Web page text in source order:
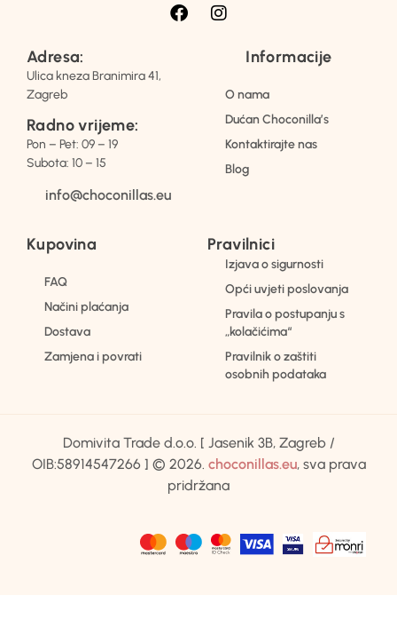
Adresa:
Ulica kneza Branimira 41,
Zagreb
Radno vrijeme:
Pon – Pet: 09 – 19
Subota: 10 – 15
info@choconillas.eu
Informacije
O nama
Dućan Choconilla’s
Kontaktirajte nas
Blog
Kupovina
FAQ
Načini plaćanja
Dostava
Zamjena i povrati
Pravilnici
Izjava o sigurnosti
Opći uvjeti poslovanja
Pravila o postupanju s
„kolačićima“
Pravilnik o zaštiti
osobnih podataka
Domivita Trade d.o.o. [ Jasenik 3B, Zagreb /
OIB:58914547266 ] © 2026. choconillas.eu, sva prava
pridržana